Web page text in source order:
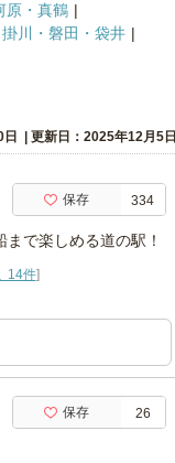
原・真鶴
掛川・磐田・袋井
更新日：2025年12月5日
保存 334
で楽しめる道の駅！
14件]
保存 26